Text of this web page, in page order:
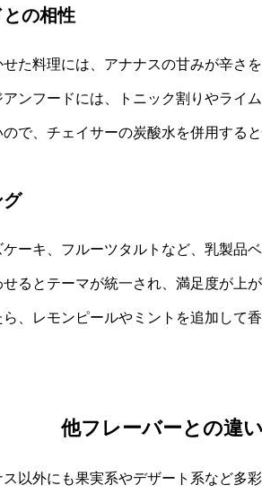
の相性
た料理には、アナナスの甘みが辛さ
ンフードには、トニック割りやライ
で、チェイサーの炭酸水を併用する
グ
ーキ、フルーツタルトなど、乳製品
るとテーマが統一され、満足度が上
、レモンピールやミントを追加して
他フレーバーとの違
以外にも果実系やデザート系など多